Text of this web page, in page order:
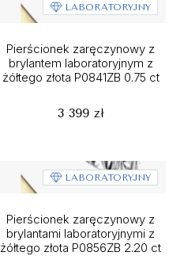
LABORATORYJNY
Pierścionek zaręczynowy z
brylantem laboratoryjnym z
żółtego złota P0841ZB 0.75 ct
3 399 zł
LABORATORYJNY
Pierścionek zaręczynowy z
brylantami laboratoryjnymi z
żółtego złota P0856ZB 2.20 ct